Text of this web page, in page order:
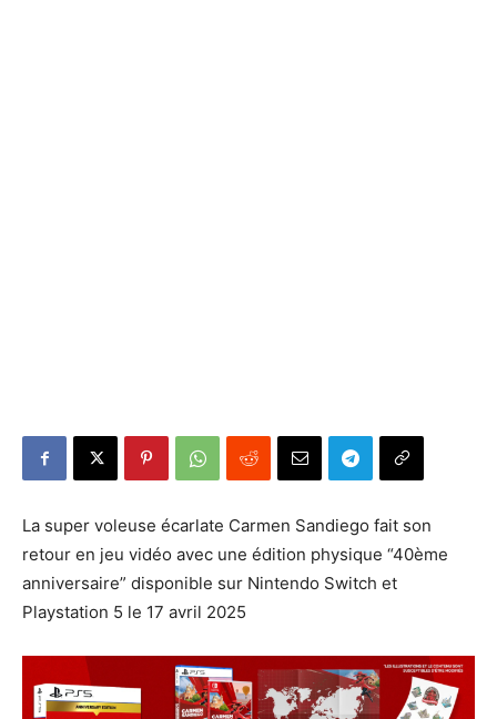
La super voleuse écarlate Carmen Sandiego fait son
retour en jeu vidéo avec une édition physique “40ème
anniversaire” disponible sur Nintendo Switch et
Playstation 5 le 17 avril 2025